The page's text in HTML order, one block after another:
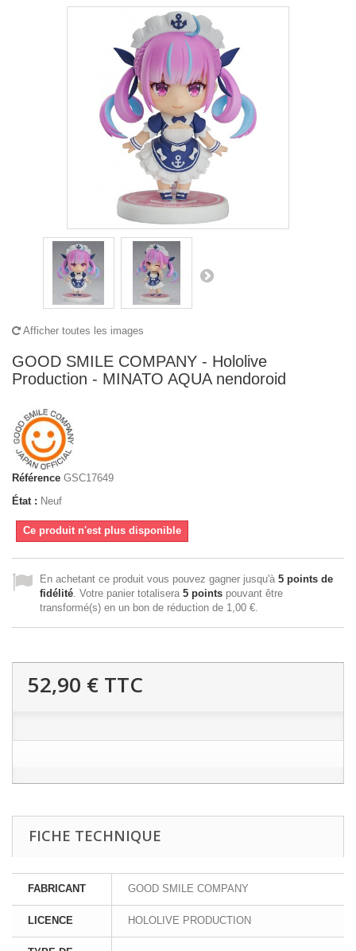
Afficher toutes les images
GOOD SMILE COMPANY - Hololive
Production - MINATO AQUA nendoroid
Référence GSC17649
État : Neuf
Ce produit n'est plus disponible
En achetant ce produit vous pouvez gagner jusqu'à 5 points de
fidélité . Votre panier totalisera 5 points pouvant être
transformé(s) en un bon de réduction de 1,00 €
52,90 € TTC
FICHE TECHNIQUE
FABRICANT GOOD SMILE COMPANY
LICENCE HOLOLIVE PRODUCTION